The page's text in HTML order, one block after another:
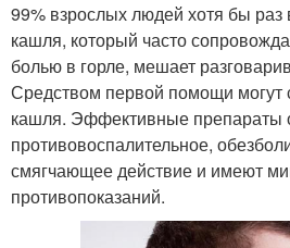
99% взрослых людей хотя бы раз
кашля, который часто
болью в горле, мешает
Средством первой помощи могут
кашля. Эффективные препараты
противовоспалительное,
смягчающее действие и имеют
противопоказаний.